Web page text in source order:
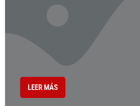
LEER MÁS